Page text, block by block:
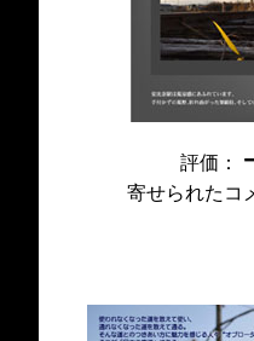
評価：
寄せられたコ